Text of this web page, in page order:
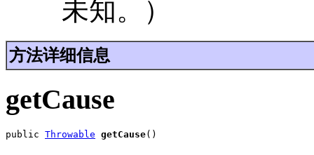
未知。）
方法详细信息
getCause
public Throwable getCause()